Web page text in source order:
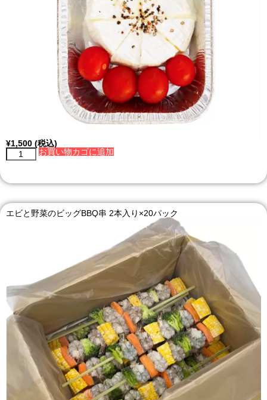
¥1,500 (税込)
お買い物カゴに追加
エビと野菜のビッグBBQ串 2本入り×20パック